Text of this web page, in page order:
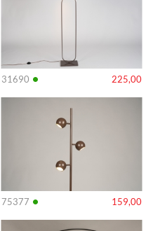
31690 • 225,00
75377 • 159,00
Info
Info